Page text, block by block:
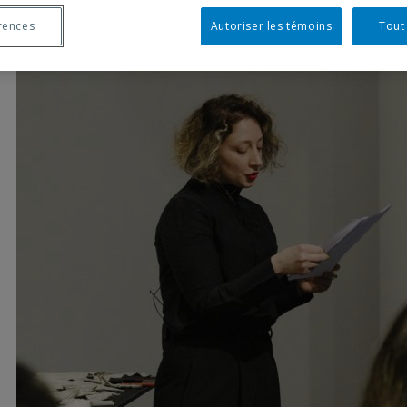
Autoriser les témoins